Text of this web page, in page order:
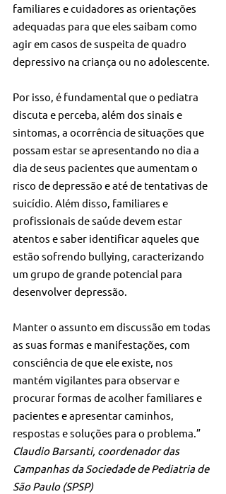
familiares e cuidadores as orientações
adequadas para que eles saibam como
agir em casos de suspeita de quadro
depressivo na criança ou no adolescente.
Por isso, é fundamental que o pediatra
discuta e perceba, além dos sinais e
sintomas, a ocorrência de situações que
possam estar se apresentando no dia a
dia de seus pacientes que aumentam o
risco de depressão e até de tentativas de
suicídio. Além disso, familiares e
profissionais de saúde devem estar
atentos e saber identificar aqueles que
estão sofrendo bullying, caracterizando
um grupo de grande potencial para
desenvolver depressão.
Manter o assunto em discussão em todas
as suas formas e manifestações, com
consciência de que ele existe, nos
mantém vigilantes para observar e
procurar formas de acolher familiares e
pacientes e apresentar caminhos,
respostas e soluções para o problema.”
Claudio Barsanti, coordenador das
Campanhas da Sociedade de Pediatria de
São Paulo (SPSP)